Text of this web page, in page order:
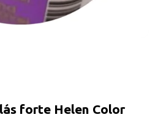
forte Helen Color